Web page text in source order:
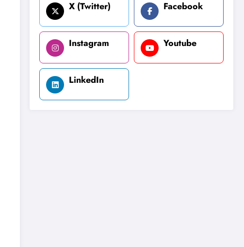
X (Twitter) Facebook
Instagram Youtube
LinkedIn